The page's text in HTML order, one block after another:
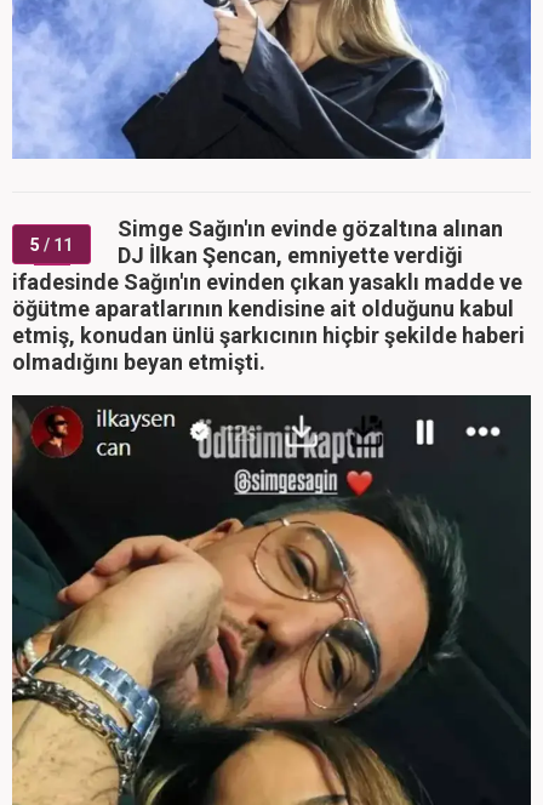
5 / 11
Simge Sağın'ın evinde gözaltına alınan
DJ İlkan Şencan, emniyette verdiği
ifadesinde Sağın'ın evinden çıkan yasaklı madde ve
öğütme aparatlarının kendisine ait olduğunu kabul
etmiş, konudan ünlü şarkıcının hiçbir şekilde haberi
olmadığını beyan etmişti.